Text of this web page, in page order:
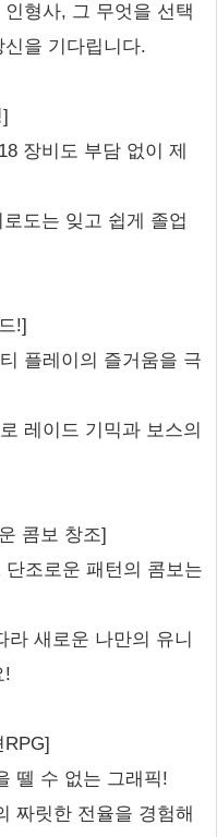
형사, 그 무엇을 선택
을 기다립니다.
장비도 부담 없이 제
도는 잊고 쉽게 졸업
!]
플레이의 즐거움을 극
레이드 기믹과 보스의
콤보 창조]
조로운 패턴의 콤보는
새로운 나만의 유니
!
뗄 수 없는 그래픽!
짜릿한 전율을 경험해